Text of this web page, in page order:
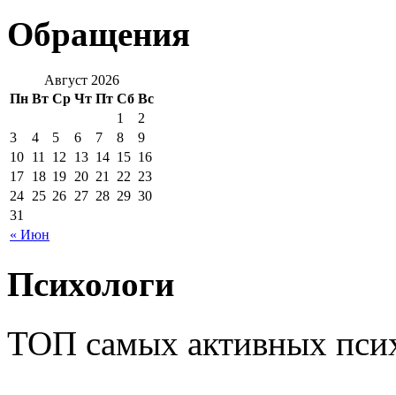
Обращения
Август 2026
Пн Вт Ср Чт Пт Сб Вс
« Июн
1
2
3
4 5 6 7 8
9
10 11 12 13 14 15 16
17 18 19 20 21 22 23
24 25 26 27 28 29 30
31
Психологи
ТОП самых активных